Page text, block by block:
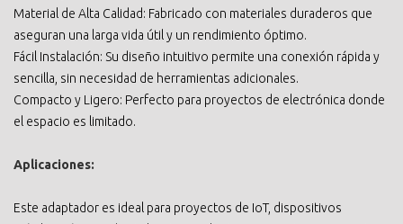
Material de Alta Calidad: Fabricado con materiales duraderos que
aseguran una larga vida útil y un rendimiento óptimo.
Fácil Instalación: Su diseño intuitivo permite una conexión rápida y
sencilla, sin necesidad de herramientas adicionales.
Compacto y Ligero: Perfecto para proyectos de electrónica donde
el espacio es limitado.
Aplicaciones:
Este adaptador es ideal para proyectos de IoT, dispositivos